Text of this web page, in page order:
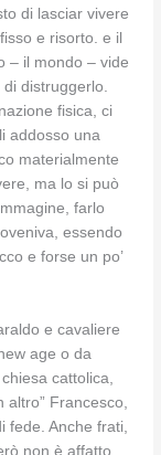
di lasciar vivere
e risorto. e il
– il mondo – vide
distruggerlo.
fisica, ci
addosso una
materialmente
ma lo si può
farlo
essendo
e forse un po’
e cavaliere
age o da
cattolica,
Francesco,
Anche frati,
non è affatto